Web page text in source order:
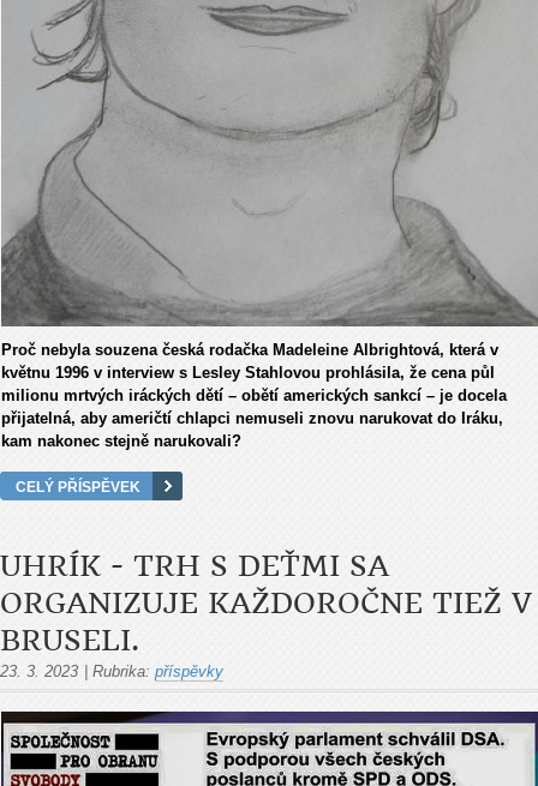
Proč nebyla souzena česká rodačka Madeleine Albrightová, která v
květnu 1996 v interview s Lesley Stahlovou prohlásila, že cena půl
milionu mrtvých iráckých dětí – obětí amerických sankcí – je docela
přijatelná, aby američtí chlapci nemuseli znovu narukovat do Iráku,
kam nakonec stejně narukovali?
CELÝ PŘÍSPĚVEK
UHRÍK - TRH S DEŤMI SA
ORGANIZUJE KAŽDOROČNE TIEŽ V
BRUSELI.
23. 3. 2023 Rubrika: příspěvky